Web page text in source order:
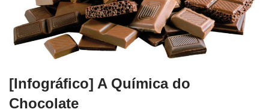
[Infográfico] A Química do
Chocolate